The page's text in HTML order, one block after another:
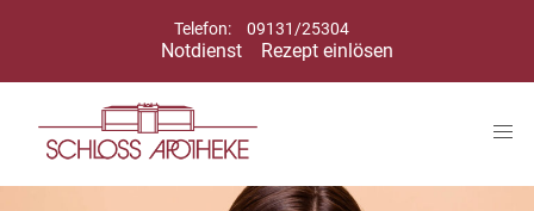
Telefon: 09131/25304
Notdienst Rezept einlösen